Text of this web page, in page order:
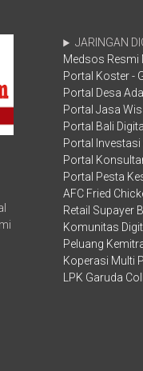
INDONESIA
DAN
BINA
MUDA
JARINGAN
Medsos Resmi
Portal Koster -
Portal Desa
Portal Jasa
Portal Bali Digital
Portal Investasi
Portal
Portal Pesta
AFC Fried
Retail Supayer
Komunitas
Peluang
Koperasi Multi
LPK Garuda